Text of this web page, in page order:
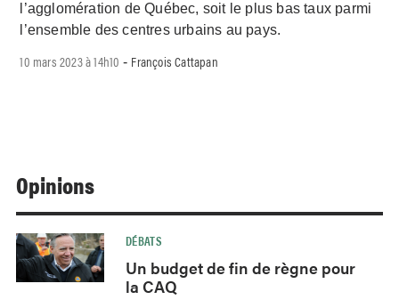
l’agglomération de Québec, soit le plus bas taux parmi
l’ensemble des centres urbains au pays.
10 mars 2023 à 14h10 - François Cattapan
Opinions
DÉBATS
Un budget de fin de règne pour
la CAQ